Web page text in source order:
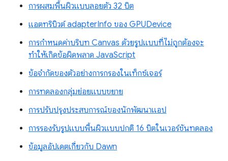
การผสมพื้นผิวแบบลอยตัว 32 บิต
แอตทริบิวต์ adapterInfo ของ GPUDevice
การกำหนดค่าบริบท Canvas ด้วยรูปแบบที่ไม่ถูกต้องจะ
ทำให้เกิดข้อผิดพลาด JavaScript
ข้อจำกัดของตัวอย่างการกรองในเท็กซ์เจอร์
การทดลองกลุ่มย่อยแบบขยาย
การปรับปรุงประสบการณ์ของนักพัฒนาแอป
การรองรับรูปแบบพื้นผิวแบบปกติ 16 บิตในเวอร์ชันทดลอง
ข้อมูลอัปเดตเกี่ยวกับ Dawn